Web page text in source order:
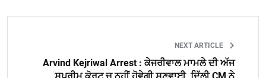
NEXT ARTICLE
Arvind Kejriwal Arrest : ਕੇਜਰੀਵਾਲ ਮਾਮਲੇ ਦੀ ਅੱਜ